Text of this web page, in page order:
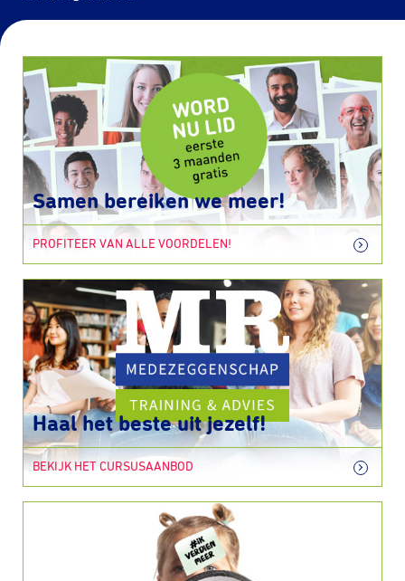
Samen bereiken we meer!
PROFITEER VAN ALLE VOORDELEN!
Haal het beste uit jezelf!
BEKIJK HET CURSUSAANBOD